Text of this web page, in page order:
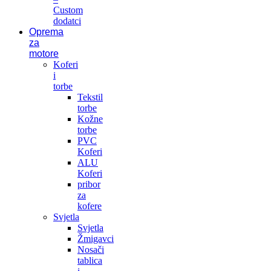
Custom
dodatci
Oprema
za
motore
Koferi
i
torbe
Tekstil
torbe
Kožne
torbe
PVC
Koferi
ALU
Koferi
pribor
za
kofere
Svjetla
Svjetla
Žmigavci
Nosači
tablica